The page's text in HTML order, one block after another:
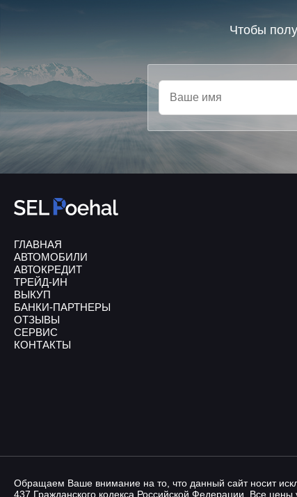
Чтобы
ГЛАВНАЯ
АВТОМОБИЛИ
АВТОКРЕДИТ
ТРЕЙД-ИН
ВЫКУП
БАНКИ-ПАРТНЕРЫ
ОТЗЫВЫ
СЕРВИС
КОНТАКТЫ
Обращаем Ваше внимание на то, что данный сайт носит
437 Гражданского кодекса Российской Федерации. Все